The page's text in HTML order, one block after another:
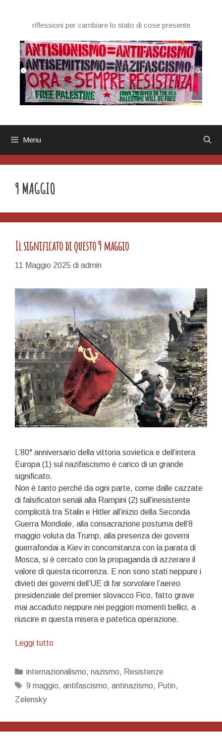
contenutoriflessioni per cambiare lo stato di cose presente
Menu
9 MAGGIO
Il significato di questo 9 maggio
11 Maggio 2025 di admin
L’80° anniversario della vittoria sovietica e dell’intera
Europa (1) sul nazifascismo è carico di un grande
significato.
Non è tanto perché da ogni parte, come dalle cazzate
di falsificatori seriali alla Rampini (2) sull’inesistente
complicità tra Stalin e Hitler all’inizio della Seconda
Guerra Mondiale, alla consacrazione postuma dell’8
maggio voluta da Trump, alla presenza dei governi
guerrafondai a Kiev in concomitanza con la parata di
Mosca, si è cercato con la propaganda di azzerare il
valore di questa ricorrenza. E non sono stati neppure i
divieti dei governi dell’UE di far sorvolare l’aereo
presidenziale del premier slovacco Fico, fatto grave
mai accaduto neppure nei peggiori momenti bellici, a
riuscire in questa misera e patetica operazione.
Leggi tuttoIl
9
Categorie
internazionalismo, nazismo, Resistenze
Tag
9 maggio, antifascismo, antinazismo, Putin,
Zelensky